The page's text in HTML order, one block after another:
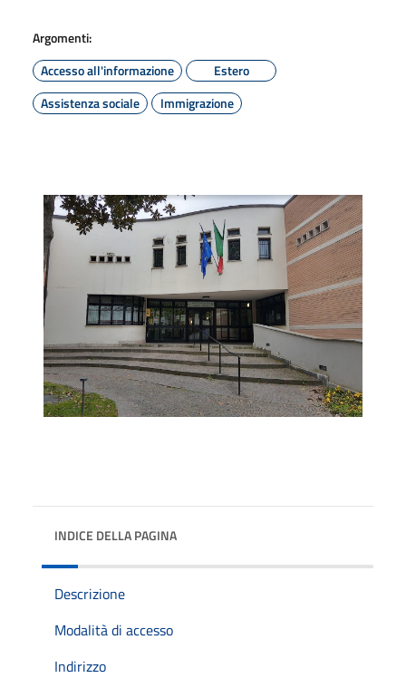
Argomenti:
Accesso all'informazione
Estero
Assistenza sociale
Immigrazione
INDICE DELLA PAGINA
Descrizione
Modalità di accesso
Indirizzo